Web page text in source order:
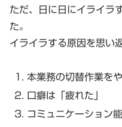
ただ、日に日にイライラ
た。
イライラする原因を思い
本業務の切替作業を
口癖は「疲れた」
コミュニケーション